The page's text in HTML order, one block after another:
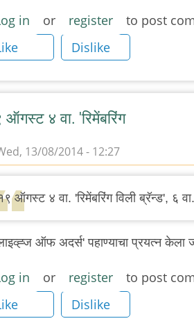
in or register
to post
Dislike
ऑगस्ट ४ वा. 'रिमेंबरिंग
13/08/2014 - 12:27
ऑगस्ट ४ वा. 'रिमेंबरिंग विली ब्रॅन्ड', ६
ऑफ अदर्स' पहाण्याचा प्रयत्न केला
in or register
to post
Dislike